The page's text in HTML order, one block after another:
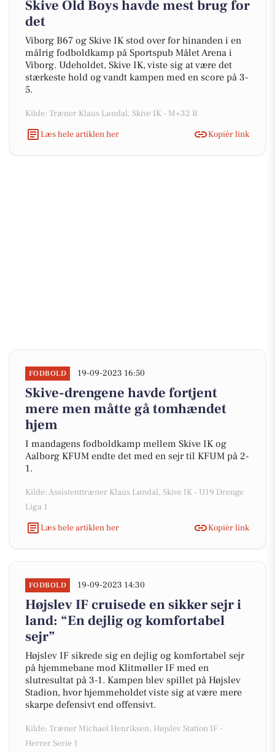
Skive Old Boys havde mest brug for
det
Viborg B67 og Skive IK stod over for hinanden i en
målrig fodboldkamp på Sportspub Målet Arena i
Viborg. Udeholdet, Skive IK, viste sig at være det
stærkeste hold og vandt kampen med en score på 3-
5.
Kilde: Træner Klaus Løndal, Skive IK - M+32 B
Læs hele artiklen her
Kopiér link
FODBOLD 19-09-2023 16:50
Skive-drengene havde fortjent
mere men måtte gå tomhændet
hjem
I mandagens fodboldkamp mellem Skive IK og
Aalborg KFUM endte det med en sejr til KFUM på 2-
1.
Kilde: Assistenttræner Klaus Løndal, Skive IK - U19 Drenge
Liga 1
Læs hele artiklen her
Kopiér link
FODBOLD 19-09-2023 14:30
Højslev IF cruisede en sikker sejr i
land: “En dejlig og komfortabel
sejr”
Højslev IF sikrede sig en dejlig og komfortabel sejr
på hjemmebane mod Klitmøller IF med en
slutresultat på 3-1. Kampen blev spillet på Højslev
Stadion, hvor hjemmeholdet viste sig at være mere
skarpe defensivt end offensivt.
Kilde: Træner Michael Henriksen, Højslev Station IF -
Herrer Serie 1